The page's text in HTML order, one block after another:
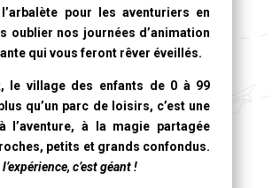
pour les aventuriers en
oublier nos journées d’animation
qui vous feront rêver éveillés.
le village des enfants de 0 à 99
qu’un parc de loisirs, c’est une
l’aventure, à la magie partagée
petits et grands confondus.
c’est géant !